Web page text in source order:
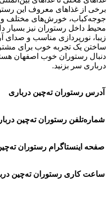
برخی از غذاهای معروف این
جوجه‌کباب، خورش‌های مختلف و
محیط داخل رستوران نیز
زیبا، نورپردازی مناسب و
ساختن یک تجربه خوب برای
دنبال رستوران خوب اصفهان
درباری سر بزنید.
آدرس رستوران ته‌چین درباری
شماره‌تلفن رستوران ته‌چین
صفحه اینستاگرام رستوران
ساعت کاری رستوران ته‌چین